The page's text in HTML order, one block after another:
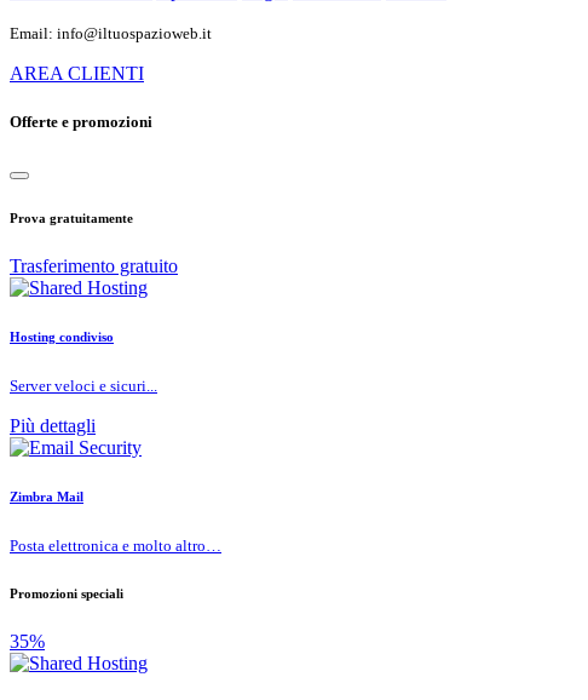
Email: info@iltuospazioweb.it
AREA CLIENTI
Offerte e promozioni
Prova gratuitamente
Trasferimento gratuito
Hosting condiviso
Server veloci e sicuri...
Più dettagli
Zimbra Mail
Posta elettronica e molto altro…
Promozioni speciali
35%